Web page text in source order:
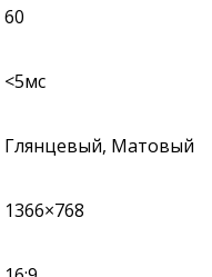
60
<5мс
Глянцевый, Матовый
1366×768